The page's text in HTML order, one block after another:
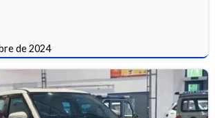
de 2024